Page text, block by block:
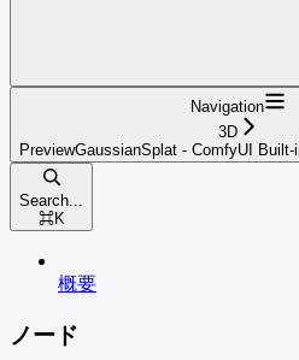
Navigation
3D
PreviewGaussianSplat - ComfyUI
Search...
⌘K
概要
ノード